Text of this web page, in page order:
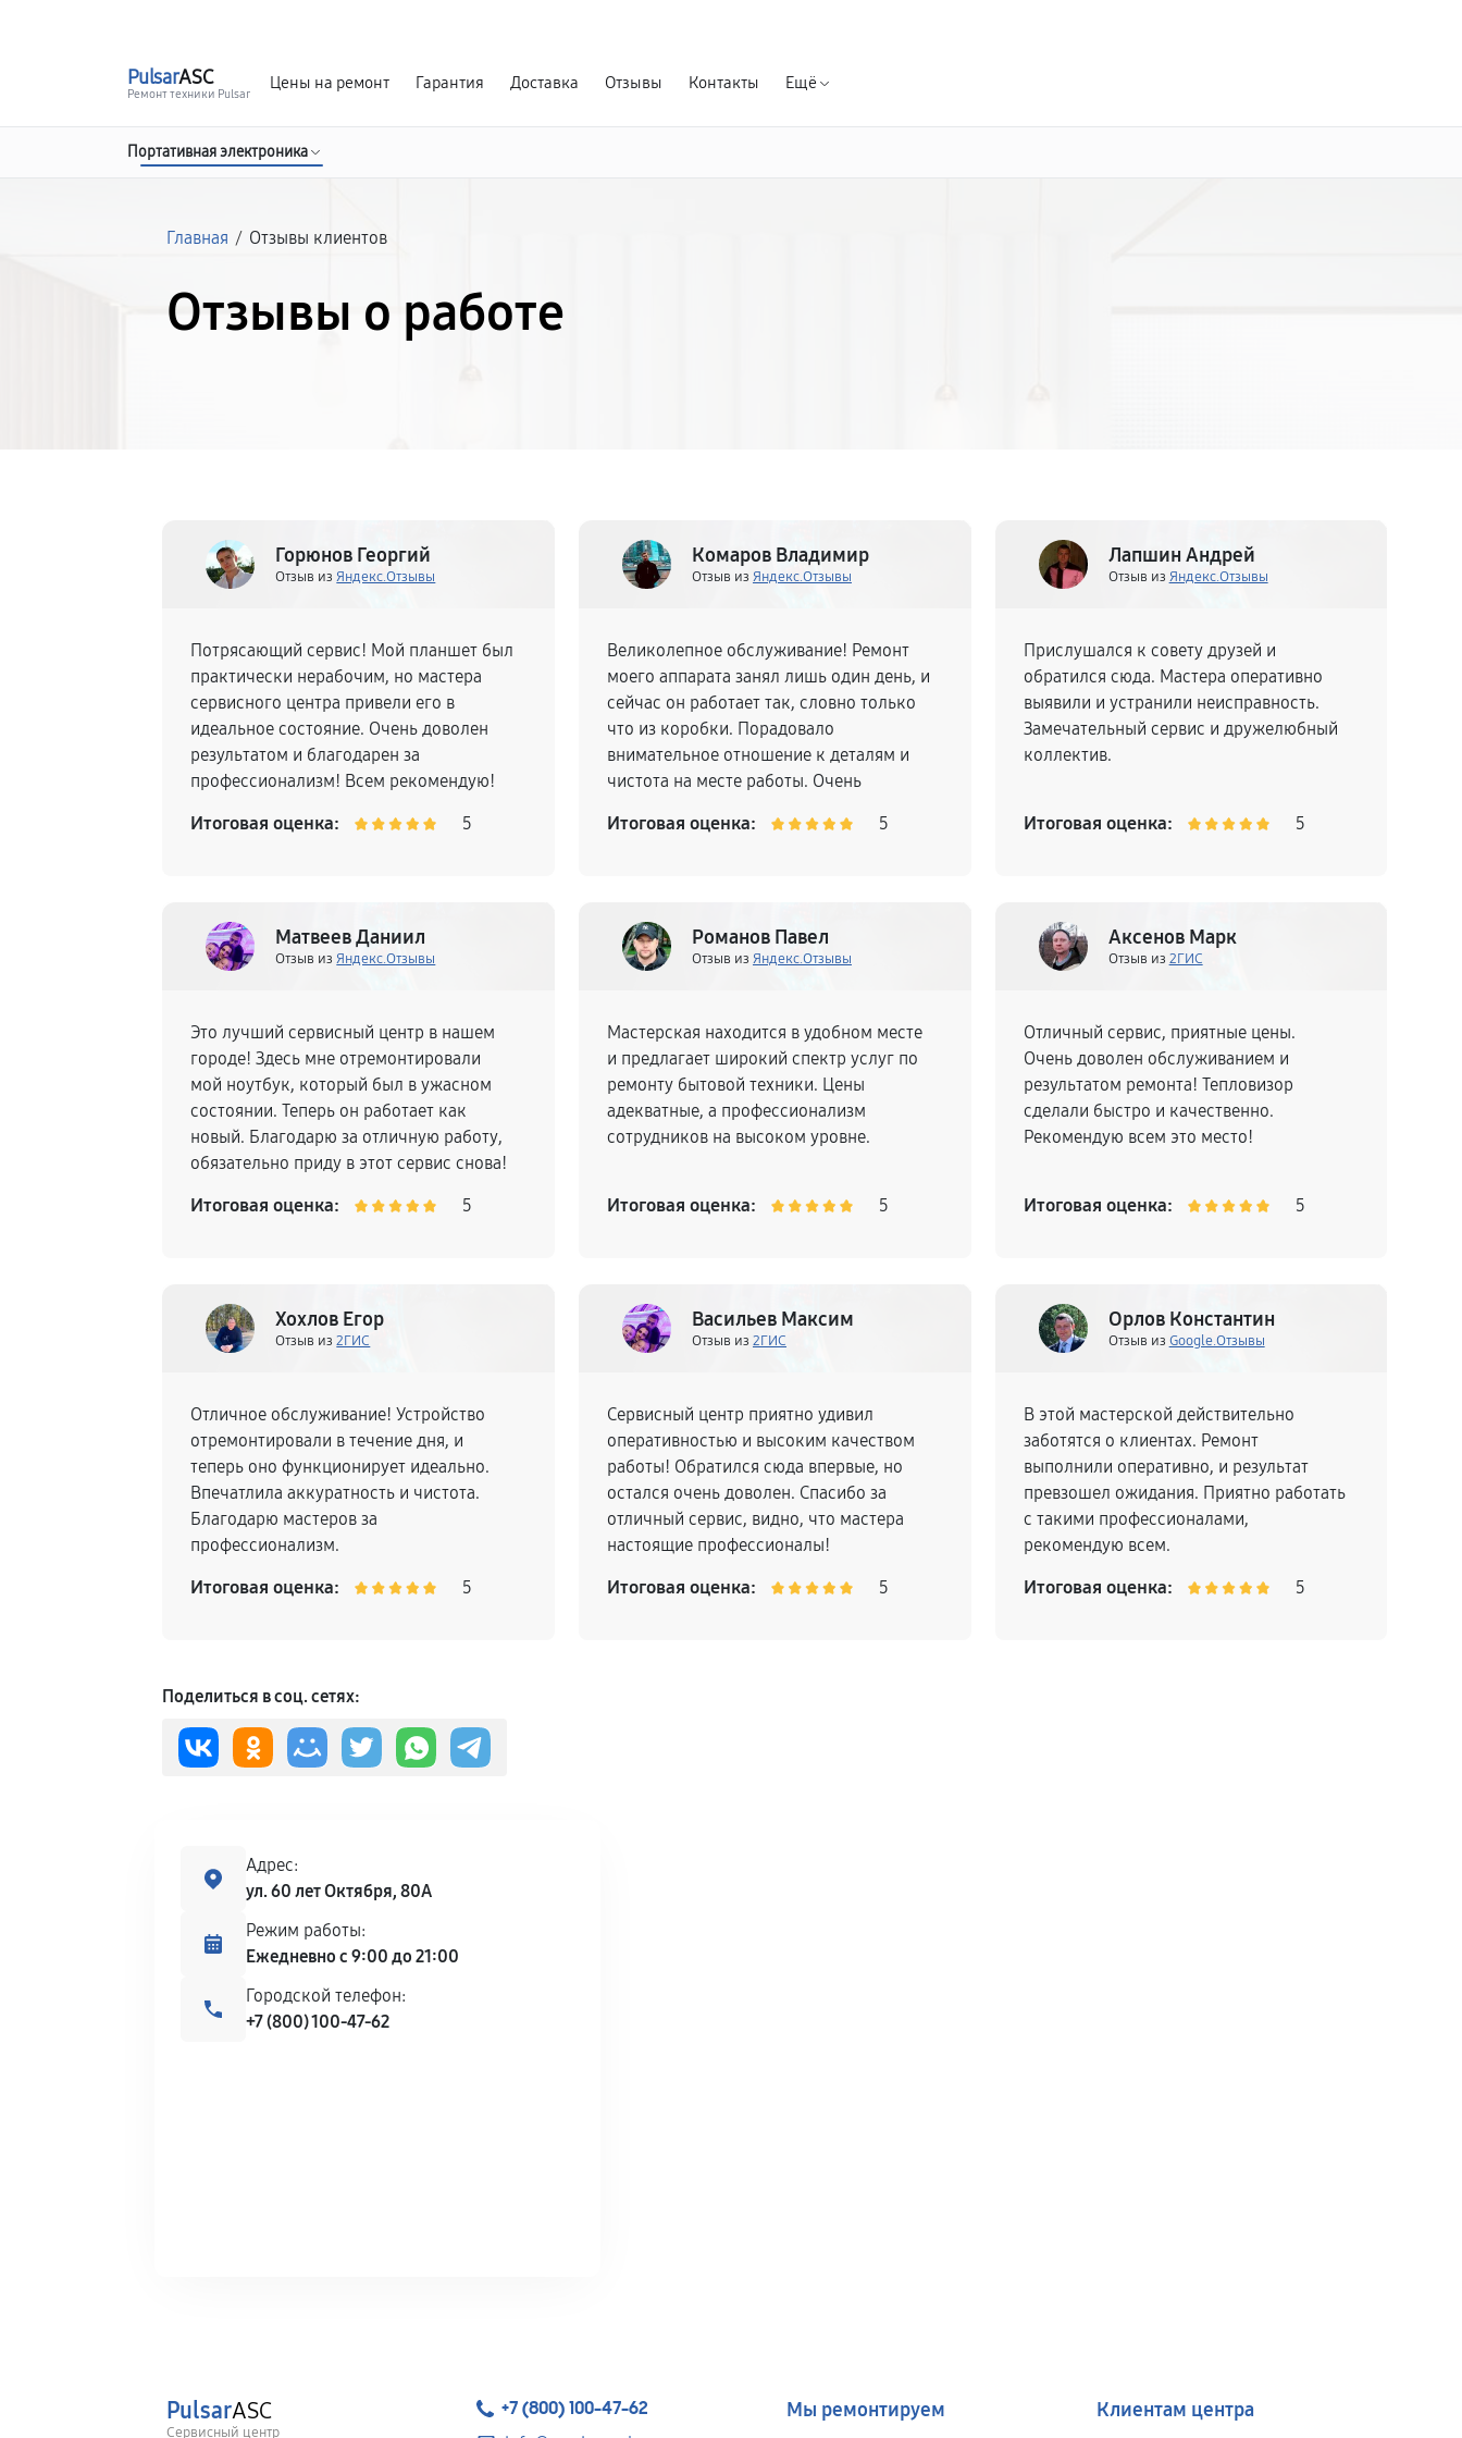
PulsarASC
Ремонт техники Pulsar
Цены на ремонт Гарантия Доставка Отзывы Контакты Ещё
Портативная электроника
Главная / Отзывы клиентов
Отзывы о работе
Горюнов Георгий
Отзыв изЯндекс.Отзывы
Потрясающий сервис! Мой планшет был
практически нерабочим, но мастера
сервисного центра привели его в
идеальное состояние. Очень доволен
результатом и благодарен за
профессионализм! Всем рекомендую!
Итоговая оценка: 5
Комаров Владимир
Отзыв из Яндекс.Отзывы
Великолепное обслуживание! Ремонт
моего аппарата занял лишь один день, и
сейчас он работает так, словно только
что из коробки. Порадовало
внимательное отношение к деталям и
чистота на месте работы. Очень
удовольствием порекомендую
Итоговая оценка: 5
Лапшин Андрей
Отзыв из Яндекс.Отзывы
Прислушался к совету друзей и
обратился сюда. Мастера оперативно
выявили и устранили неисправность.
Замечательный сервис и дружелюбный
коллектив.
Итоговая оценка: 5
Матвеев Даниил
Отзыв изЯндекс.Отзывы
Это лучший сервисный центр в нашем
городе! Здесь мне отремонтировали
мой ноутбук, который был в ужасном
состоянии. Теперь он работает как
новый. Благодарю за отличную работу,
обязательно приду в этот сервис снова!
Итоговая оценка: 5
Романов Павел
Отзыв из Яндекс.Отзывы
Мастерская находится в удобном месте
и предлагает широкий спектр услуг по
ремонту бытовой техники. Цены
адекватные, а профессионализм
сотрудников на высоком уровне.
Итоговая оценка: 5
Аксенов Марк
Отзыв из 2ГИС
Отличный сервис, приятные цены.
Очень доволен обслуживанием и
результатом ремонта! Тепловизор
сделали быстро и качественно.
Рекомендую всем это место!
Итоговая оценка: 5
Хохлов Егор
Отзыв из2ГИС
Отличное обслуживание! Устройство
отремонтировали в течение дня, и
теперь оно функционирует идеально.
Впечатлила аккуратность и чистота.
Благодарю мастеров за
профессионализм.
Итоговая оценка: 5
Васильев Максим
Отзыв из 2ГИС
Сервисный центр приятно удивил
оперативностью и высоким качеством
работы! Обратился сюда впервые, но
остался очень доволен. Спасибо за
отличный сервис, видно, что мастера
настоящие профессионалы!
Итоговая оценка: 5
Орлов Константин
Отзыв из Google.Отзывы
В этой мастерской действительно
заботятся о клиентах. Ремонт
выполнили оперативно, и результат
превзошел ожидания. Приятно работать
с такими профессионалами,
рекомендую всем.
Итоговая оценка: 5
Поделиться в соц. сетях:
Адрес:
ул. 60 лет Октября, 80А
Режим работы:
Ежедневно с 9:00 до 21:00
Городской телефон:
+7 (800) 100-47-62
PulsarASC
Сервисный центр
+7 (800) 100-47-62 Мы ремонтируем Клиентам центра